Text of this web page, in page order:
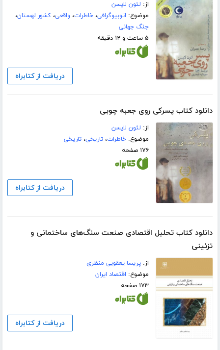
از: لئون لایسن
موضوع: اتوبیوگرافی،خاطرات، واقعی،کشور لهستان،
جنگ جهانی
۵ ساعت و ۱۲ دقیقه
دریافت از کتابراه
دانلود کتاب پسرکی روی جعبه چوبی
از: لئون لایسن
موضوع:خاطرات،تاریخی،تاریخی
۱۷۶ صفحه
دریافت از کتابراه
دانلود کتاب تحلیل اقتصادی صنعت سنگ‌های ساختمانی و
تزئینی
از:پریسا یعقوبی منظری
موضوع: اقتصاد ایران
۱۷۳ صفحه
دریافت از کتابراه